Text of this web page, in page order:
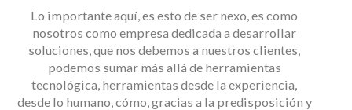
Lo importante aquí, es esto de ser nexo, es como
nosotros como empresa dedicada a desarrollar
soluciones, que nos debemos a nuestros clientes,
podemos sumar más allá de herramientas
tecnológica, herramientas desde la experiencia,
desde lo humano, cómo, gracias a la predisposición y